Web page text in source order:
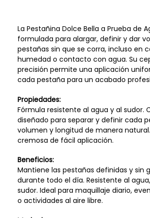
La Pestañina Dolce Bella a Prueba de
formulada para alargar, definir y dar
pestañas sin que se corra, incluso en
humedad o contacto con agua. Su
precisión permite una aplicación
cada pestaña para un acabado
Propiedades:
Fórmula resistente al agua y al sudor.
diseñado para separar y definir cada
volumen y longitud de manera
cremosa de fácil aplicación.
Beneficios:
Mantiene las pestañas definidas y sin
durante todo el día. Resistente al
sudor. Ideal para maquillaje diario,
o actividades al aire libre.